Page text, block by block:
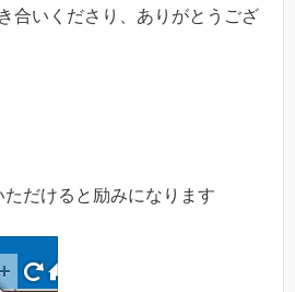
合いくださり、ありがとうござ
だけると励みになります